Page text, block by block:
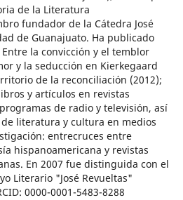
de la Literatura
fundador de la Cátedra José
de Guanajuato. Ha publicado
la convicción y el temblor
y la seducción en Kierkegaard
de la reconciliación (2012);
y artículos en revistas
de radio y televisión, así
literatura y cultura en medios
entrecruces entre
hispanoamericana y revistas
En 2007 fue distinguida con el
Literario "José Revueltas"
0000-0001-5483-8288